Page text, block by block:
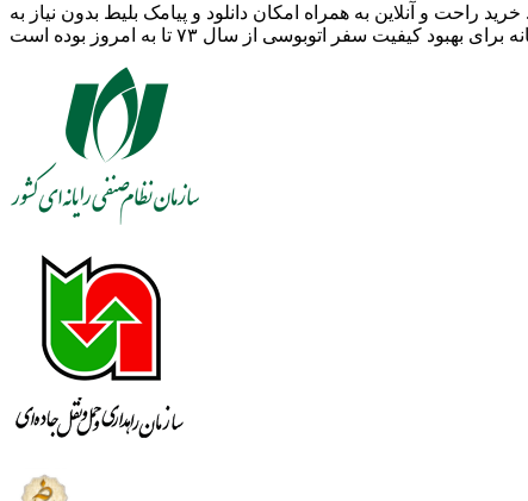
راحت و آنلاین به همراه امکان دانلود و پیامک بلیط بدون نیاز به